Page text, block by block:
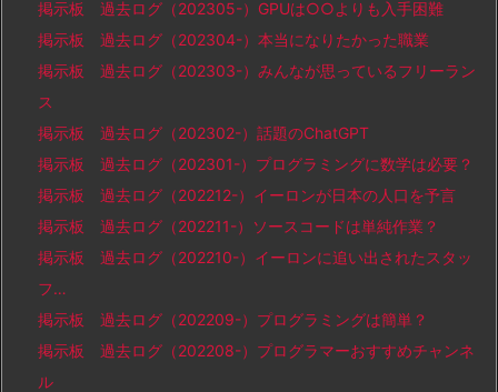
掲示板 過去ログ（202305-）GPUは○○よりも入手困難
掲示板 過去ログ（202304-）本当になりたかった職業
掲示板 過去ログ（202303-）みんなが思っているフリーラン
ス
掲示板 過去ログ（202302-）話題のChatGPT
掲示板 過去ログ（202301-）プログラミングに数学は必要？
掲示板 過去ログ（202212-）イーロンが日本の人口を予言
掲示板 過去ログ（202211-）ソースコードは単純作業？
掲示板 過去ログ（202210-）イーロンに追い出されたスタッ
フ…
掲示板 過去ログ（202209-）プログラミングは簡単？
掲示板 過去ログ（202208-）プログラマーおすすめチャンネ
ル